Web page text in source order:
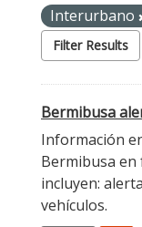
Interurbano
Filter Results
Bermibusa
Información
Bermibusa en
incluyen:
vehículos.